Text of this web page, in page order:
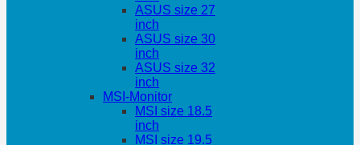
ASUS size 27
inch
ASUS size 30
inch
ASUS size 32
inch
MSI-Monitor
MSI size 18.5
inch
MSI size 19.5